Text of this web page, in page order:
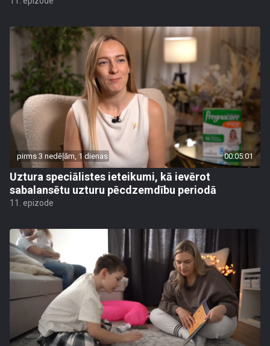
pirms 3 nedēļām, 1 dienas 00:05:01
Uztura speciālistes ieteikumi, kā ievērot
sabalansētu uzturu pēcdzemdību periodā
11. epizode